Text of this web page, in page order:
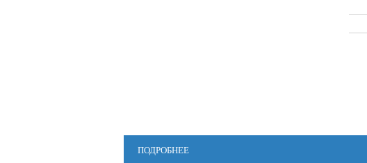
ПОДРОБНЕЕ